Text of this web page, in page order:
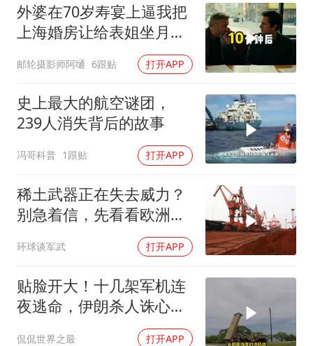
杭州全市有序停课
商场现钱学森巨幅海报 负责人回应
36岁男演员成景区NPC后人气爆棚
夏日经济乘“热”而上 消费市场向“新”而行
乐享全民健身 共筑健康中国
外婆在70岁寿宴上逼我把
上海婚房让给表姐坐月
子，我说行转问舅舅
邮轮摄影师阿嗵 6跟贴 打开APP
史上最大的航空谜团，
239人消失背后的故事
冯哥科普 1跟贴 打开APP
稀土武器正在失去威力？
别急着信，先看看欧洲军
环球谈军武 打开APP
贴脸开大！十几架军机连
夜逃命，伊朗杀人诛心，
侃侃世界之最 打开APP